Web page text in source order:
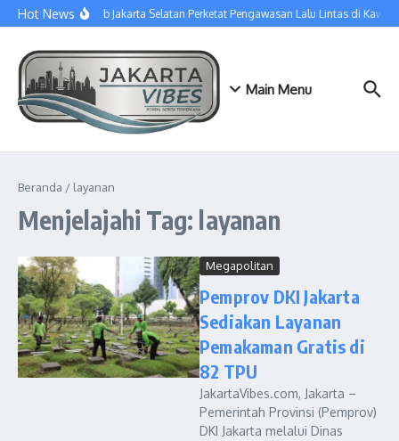
Lewati ke konten
Hot NewsSudinhub Jakarta Selatan Perketat Pengawasan Lalu Lintas di
Main Menu
Beranda / layanan
Menjelajahi Tag: layanan
Megapolitan
Pemprov DKI Jakarta
Sediakan Layanan
Pemakaman Gratis di
82 TPU
JakartaVibes.com, Jakarta –
Pemerintah Provinsi (Pemprov)
DKI Jakarta melalui Dinas